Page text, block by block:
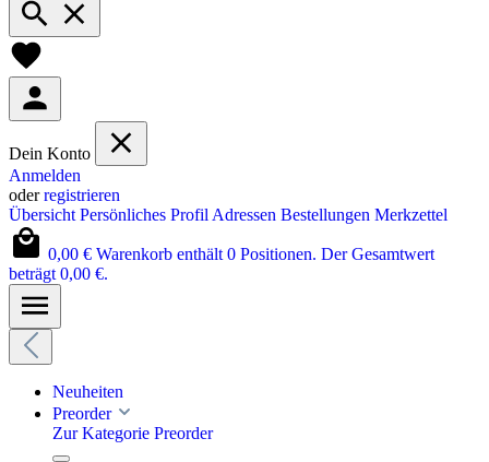
Dein Konto
Anmelden
oderregistrieren
Übersicht Persönliches Profil Adressen Bestellungen Merkzettel
0,00 € Warenkorb enthält 0 Positionen. Der Gesamtwert
beträgt 0,00 €.
Neuheiten
Preorder
Zur Kategorie Preorder